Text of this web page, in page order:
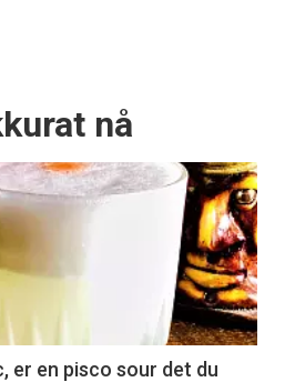
nå
er en pisco sour det du